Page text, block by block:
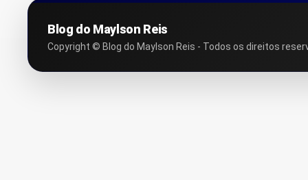
Blog do Maylson Reis
Copyright © Blog do Maylson Reis - Todos os direitos